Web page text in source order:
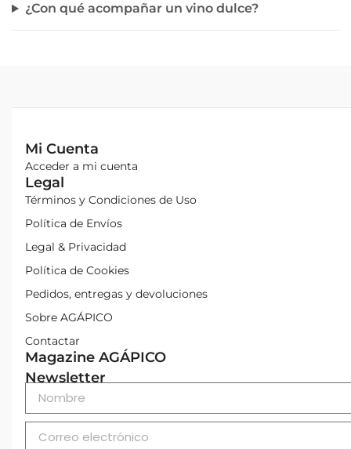
¿Con qué acompañar un vino dulce?
Mi Cuenta
Acceder a mi cuenta
Legal
Términos y Condiciones de Uso
Política de Envíos
Legal & Privacidad
Política de Cookies
Pedidos, entregas y devoluciones
Sobre AGÁPICO
Contactar
Magazine AGÁPICO
Newsletter